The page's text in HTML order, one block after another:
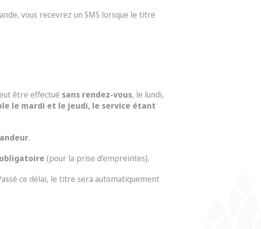
vous recevrez un SMS lorsque le titre
être effectué sans rendez-vous, le lundi,
le mardi et le jeudi, le service étant
.
(pour la prise d’empreintes).
ce délai, le titre sera automatiquement